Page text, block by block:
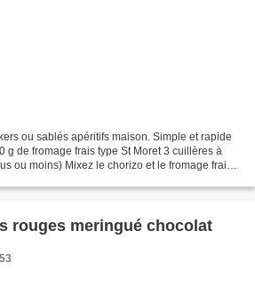
ou sablés apéritifs maison. Simple et rapide
g de fromage frais type St Moret 3 cuillères à
ou moins) Mixez le chorizo et le fromage frais,
rouges meringué chocolat